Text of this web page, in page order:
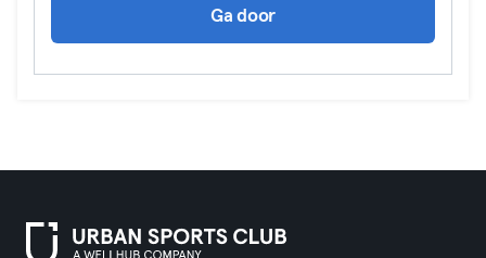
Ga door